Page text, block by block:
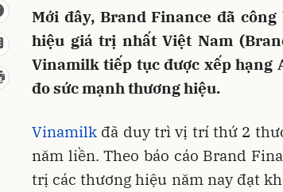
Mới đây, Brand Finance đã
hiệu giá trị nhất Việt Nam
Vinamilk tiếp tục được xếp hạng
đo sức mạnh thương hiệu.
Vinamilk đã duy trì vị trí thứ 2
năm liền. Theo báo cáo Brand
trị các thương hiệu năm nay đạt